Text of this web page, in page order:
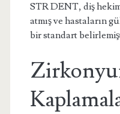
STR DENT, diş
atmış ve hastaların
bir standart